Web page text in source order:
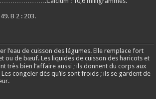
B 2 : 203.
l’eau de cuisson des légumes. Elle remplace fort
ou de bœuf. Les liquides de cuisson des haricots et
très bien l’affaire aussi ; ils donnent du corps aux
congeler dès qu’ils sont froids ; ils se gardent de